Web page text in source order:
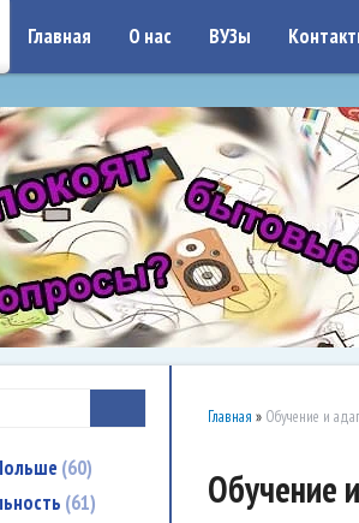
site-verification:
Главная О нас ВУЗы
60
61
Главная » Обучение и
Обучение